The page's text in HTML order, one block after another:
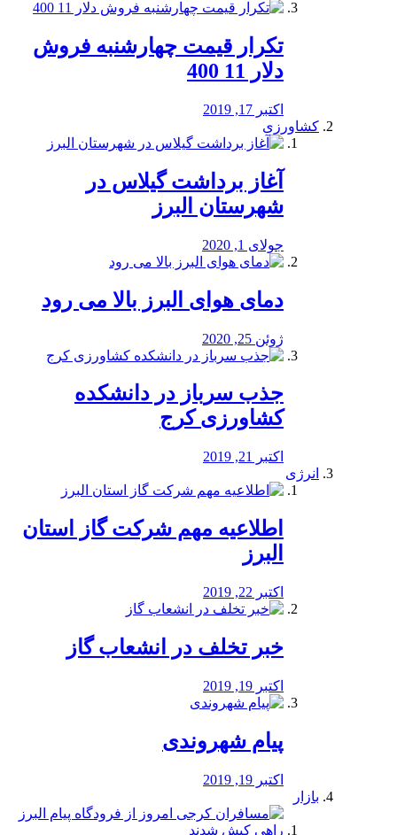
تکرار قیمت چهارشنبه فروش
دلار 11 400
اکتبر 17, 2019
کشاورزی
آغاز برداشت گیلاس در
شهرستان البرز
جولای 1, 2020
دمای هوای البرز بالا می رود
ژوئن 25, 2020
جذب سرباز در دانشکده
کشاورزی کرج
اکتبر 21, 2019
انرژی
️اطلاعیه مهم شرکت گاز استان
البرز
اکتبر 22, 2019
خبر تخلف در انشعاب گاز
اکتبر 19, 2019
پیام شهروندی
اکتبر 19, 2019
بازار